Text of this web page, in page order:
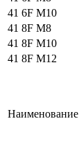
41 6F M10
41 8F M8
41 8F M10
41 8F M12
Наименование